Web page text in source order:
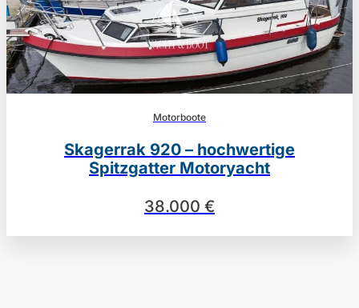
Motorboote
Skagerrak 920 – hochwertige
Spitzgatter Motoryacht
38.000 €